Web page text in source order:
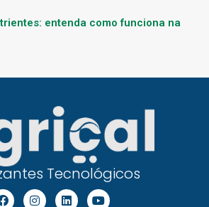
entenda como funciona na
Tecnológicos